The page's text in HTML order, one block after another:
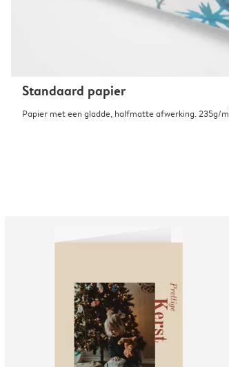
Standaard papier
Papier met een gladde, halfmatte afwerking. 235g/